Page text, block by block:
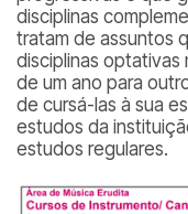
disciplinas
tratam de assuntos
disciplinas optativas
de um ano para
de cursá-las à sua
estudos da
estudos regulares.